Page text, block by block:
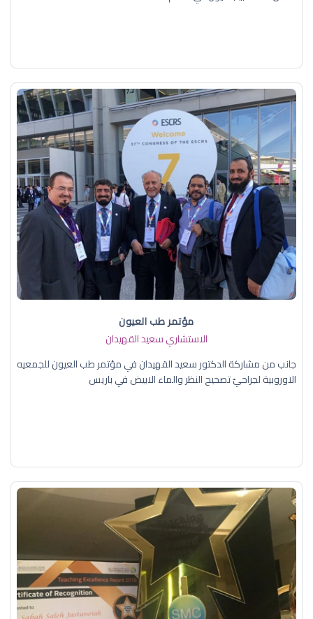
مؤتمر طب العيون
الاستشاري سعيد القهيدان
جانب من مشاركة الدكتور سعيد القهيدان في مؤتمر طب العيون للجمعيه
الاوروبية لجراحيّ تصحيح النظر والماء الابيض في باريس